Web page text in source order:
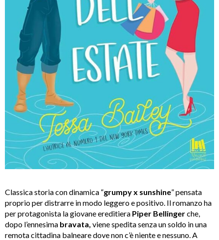
Classica storia con dinamica “grumpy x sunshine” pensata
proprio per distrarre in modo leggero e positivo. Il romanzo ha
per protagonista la giovane ereditiera Piper Bellingerche,
dopo l’ennesima bravata, viene spedita senza un soldo in una
remota cittadina balneare dove non c’è niente e nessuno. A